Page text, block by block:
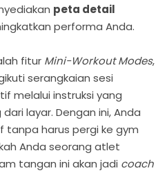
peta detail
performa Anda.
fitur Mini-Workout Modes,
serangkaian sesi
melalui instruksi yang
layar. Dengan ini, Anda
harus pergi ke gym
Anda seorang atlet
tangan ini akan jadi coach